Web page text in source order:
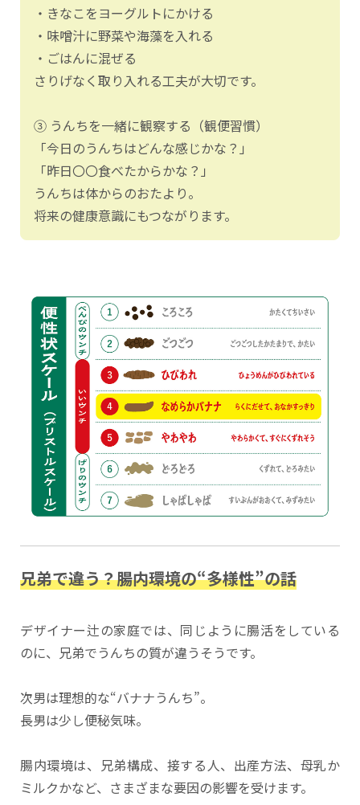
・きなこをヨーグルトにかける
・味噌汁に野菜や海藻を入れる
・ごはんに混ぜる
さりげなく取り入れる工夫が大切です。
③ うんちを一緒に観察する（観便習慣）
「今日のうんちはどんな感じかな？」
「昨日〇〇食べたからかな？」
うんちは体からのおたより。
将来の健康意識にもつながります。
兄弟で違う？腸内環境の“多様性”の話
デザイナー辻の家庭では、同じように腸活をしている
のに、兄弟でうんちの質が違うそうです。
次男は理想的な“バナナうんち”。
長男は少し便秘気味。
腸内環境は、兄弟構成、接する人、出産方法、母乳か
ミルクかなど、さまざまな要因の影響を受けます。